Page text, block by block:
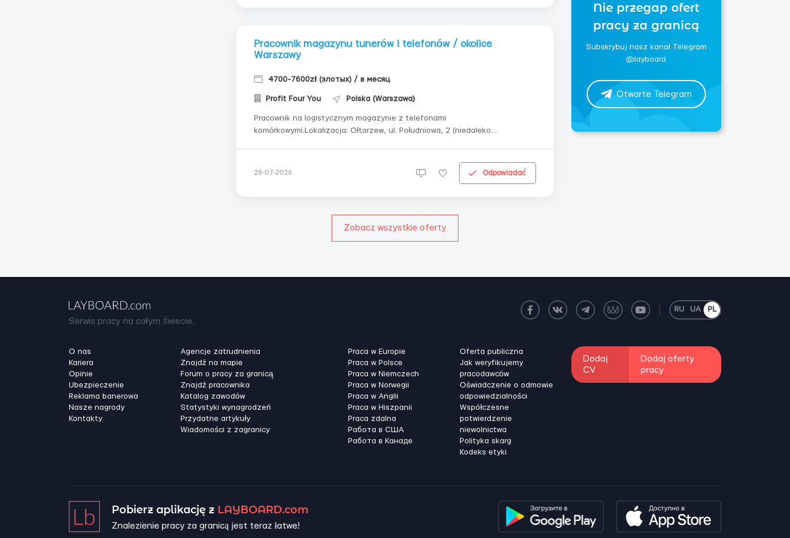
Pracownik magazynu tunerów i telefonów / okolice
Warszawy
4700-7600zł (злотых) / в месяц
Profit Four You Polska (Warszawa)
Pracownik na logistycznym magazynie z telefonami
komórkowymi.Lokalizacja: Ołtarzew, ul. Południowa, 2 (niedaleko
brutto;Obowiązki:• Praca ze skanerem;• Usuwan...
28-07-2026 Odpowiadać
Zobacz wszystkie oferty
Nie przegap ofert
pracy za granicą
Subskrybuj nasz kanał Telegram
@layboard
Otwarte Telegram
Serwis pracy na całym świecie.
RU UA PL
O nas
Kariera
Opinie
Ubezpieczenie
Reklama banerowa
Nasze nagrody
Kontakty
Agencje zatrudnienia
Znajdź na mapie
Forum o pracy za granicą
Znajdź pracownika
Katalog zawodów
Statystyki wynagrodzeń
Przydatne artykuły
Wiadomości z zagranicy
Praca w Europie
Praca w Polsce
Praca w Niemczech
Praca w Norwegii
Praca w Anglii
Praca w Hiszpanii
Praca zdalna
Работа в США
Работа в Канадe
Oferta publiczna
Jak weryfikujemy
pracodawców
Oświadczenie o odmowie
odpowiedzialności
Współczesne
potwierdzenie
niewolnictwa
Polityka skarg
Kodeks etyki
Dodaj
CV
Dodaj oferty
pracy
Pobierz aplikację z LAYBOARD.com
Znalezienie pracy za granicą jest teraz łatwe!